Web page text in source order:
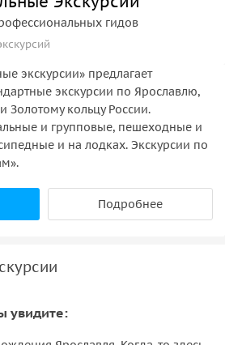
гидов
экскурсии» предлагает
экскурсии по Ярославлю,
Золотому кольцу России.
и групповые, пешеходные и
и на лодках. Экскурсии по
Подробнее
увидите: